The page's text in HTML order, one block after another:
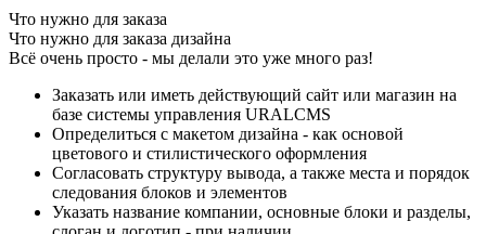
Что нужно для заказа
Что нужно для заказа дизайна
Всё очень просто - мы делали это уже много раз!
Заказать или иметь действующий сайт или магазин на
базе системы управления URALCMS
Определиться с макетом дизайна - как основой
цветового и стилистического оформления
Согласовать структуру вывода, а также места и порядок
следования блоков и элементов
Указать название компании, основные блоки и разделы,